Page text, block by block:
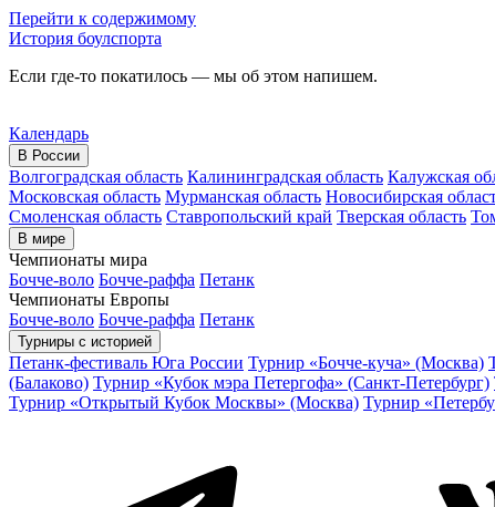
Перейти к содержимому
История боулспорта
Если где-то покатилось — мы об этом напишем.
Календарь
В России
Волгоградская область Калининградская область Калужская
Московская область Мурманская область Новосибирская
Смоленская область Ставропольский край Тверская область
В мире
Чемпионаты мира
Бочче-воло Бочче-раффа Петанк
Чемпионаты Европы
Бочче-воло Бочче-раффа Петанк
Турниры с историей
Петанк-фестиваль Юга России Турнир «Бочче-куча» (Москва)
(Балаково) Турнир «Кубок мэра Петергофа» (Санкт-Петербург)
Турнир «Открытый Кубок Москвы» (Москва) Турнир